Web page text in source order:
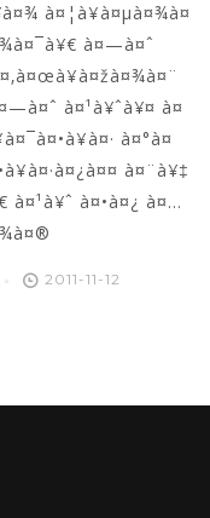
à¤¦à¥à¤µà¤¾à¤
à¤—à¤ˆ
à¤¹à¥ˆà¥¤ à¤
à¤°à¤
à¤¨à¥‡
à¤¹à¥ˆ à¤•à¤¿ à¤…
2011-11-12